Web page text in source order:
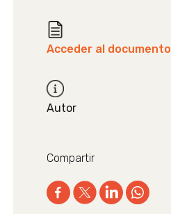
Acceder al documento
Autor
Compartir